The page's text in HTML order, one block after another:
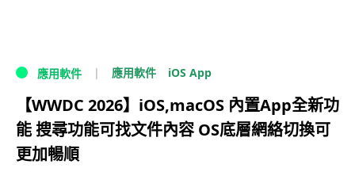
應用軟件 應用軟件 iOS App
【WWDC 2026】iOS,macOS 內置App全新功
能 搜尋功能可找文件內容 OS底層網絡切換可
更加暢順